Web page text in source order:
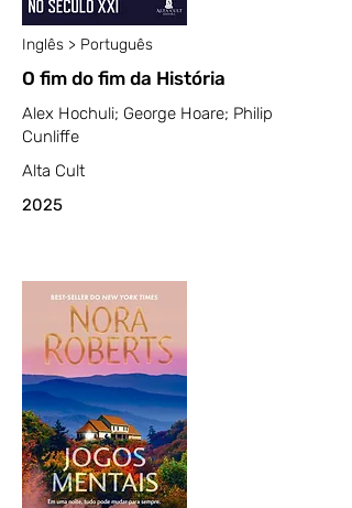
Inglês > Português
O fim do fim da História
Alex Hochuli; George Hoare; Philip
Cunliffe
Alta Cult
2025